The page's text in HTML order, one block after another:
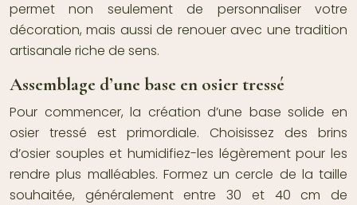
permet non seulement de personnaliser votre
décoration, mais aussi de renouer avec une tradition
artisanale riche de sens.
Assemblage d’une base en osier tressé
Pour commencer, la création d’une base solide en
osier tressé est primordiale. Choisissez des brins
d’osier souples et humidifiez-les légèrement pour les
rendre plus malléables. Formez un cercle de la taille
souhaitée, généralement entre 30 et 40 cm de